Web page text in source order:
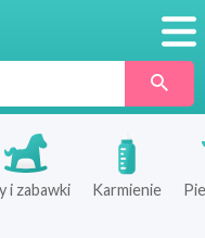
i zabawki Karmienie